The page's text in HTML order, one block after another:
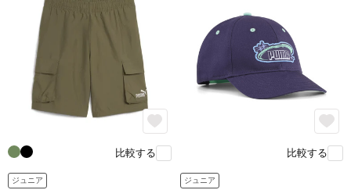
比較する
ジュニア
比較する
ジュニア